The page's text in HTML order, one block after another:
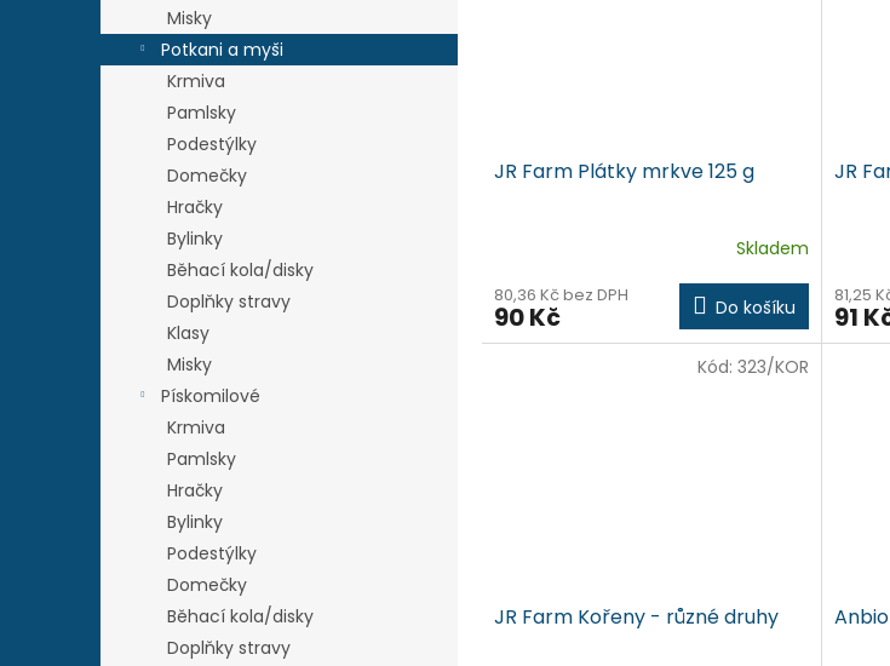
Misky
Potkani a myši
Krmiva
Pamlsky
Podestýlky
Domečky
Hračky
Bylinky
Běhací kola/disky
Doplňky stravy
Klasy
Misky
Pískomilové
Krmiva
Pamlsky
Hračky
Bylinky
Podestýlky
Domečky
Běhací kola/disky
Doplňky stravy
JR Farm Plátky mrkve 125 g
Skladem
80,36 Kč bez DPH
90 Kč Do košíku
JR
81,25
91
JR Farm Kořeny - různé druhy
Kód: 323/KOR